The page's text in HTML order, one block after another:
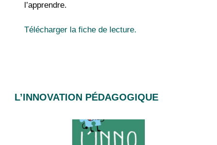
l’apprendre.
Télécharger la fiche de lecture.
L’INNOVATION PÉDAGOGIQUE